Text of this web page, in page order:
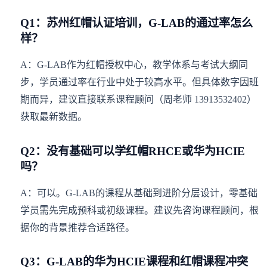
Q1：苏州红帽认证培训，G-LAB的通过率怎么
样？
A：G-LAB作为红帽授权中心，教学体系与考试大纲同
步，学员通过率在行业中处于较高水平。但具体数字因班
期而异，建议直接联系课程顾问（周老师 13913532402）
获取最新数据。
Q2：没有基础可以学红帽RHCE或华为HCIE
吗？
A：可以。G-LAB的课程从基础到进阶分层设计，零基础
学员需先完成预科或初级课程。建议先咨询课程顾问，根
据你的背景推荐合适路径。
Q3：G-LAB的华为HCIE课程和红帽课程冲突